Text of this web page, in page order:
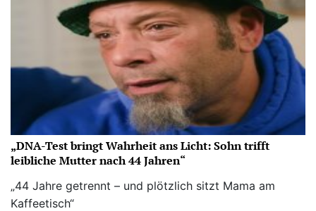
„DNA-Test bringt Wahrheit ans Licht: Sohn trifft
leibliche Mutter nach 44 Jahren“
„44 Jahre getrennt – und plötzlich sitzt Mama am
Kaffeetisch“